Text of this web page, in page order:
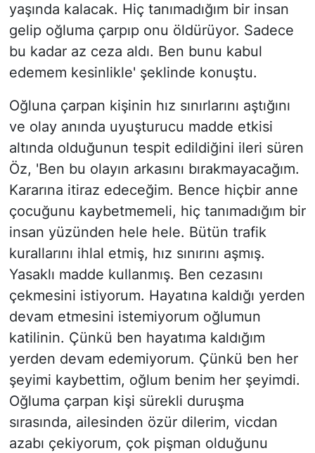
yaşında kalacak. Hiç tanımadığım bir insan
gelip oğluma çarpıp onu öldürüyor. Sadece
bu kadar az ceza aldı. Ben bunu kabul
edemem kesinlikle' şeklinde konuştu.
Oğluna çarpan kişinin hız sınırlarını aştığını
ve olay anında uyuşturucu madde etkisi
altında olduğunun tespit edildiğini ileri süren
Öz, 'Ben bu olayın arkasını bırakmayacağım.
Kararına itiraz edeceğim. Bence hiçbir anne
çocuğunu kaybetmemeli, hiç tanımadığım bir
insan yüzünden hele hele. Bütün trafik
kurallarını ihlal etmiş, hız sınırını aşmış.
Yasaklı madde kullanmış. Ben cezasını
çekmesini istiyorum. Hayatına kaldığı yerden
devam etmesini istemiyorum oğlumun
katilinin. Çünkü ben hayatıma kaldığım
yerden devam edemiyorum. Çünkü ben her
şeyimi kaybettim, oğlum benim her şeyimdi.
Oğluma çarpan kişi sürekli duruşma
sırasında, ailesinden özür dilerim, vicdan
azabı çekiyorum, çok pişman olduğunu